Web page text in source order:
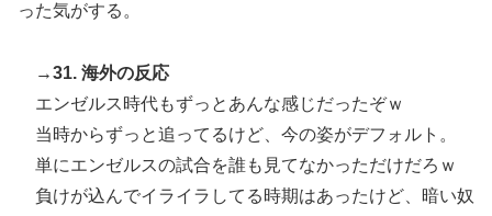
った気がする。
→31. 海外の反応
エンゼルス時代もずっとあんな感じだったぞｗ
当時からずっと追ってるけど、今の姿がデフォルト。
単にエンゼルスの試合を誰も見てなかっただけだろｗ
負けが込んでイライラしてる時期はあったけど、暗い奴